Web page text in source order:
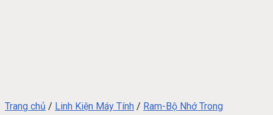
Trang chủ / Linh Kiện Máy Tính / Ram-Bộ Nhớ Trong